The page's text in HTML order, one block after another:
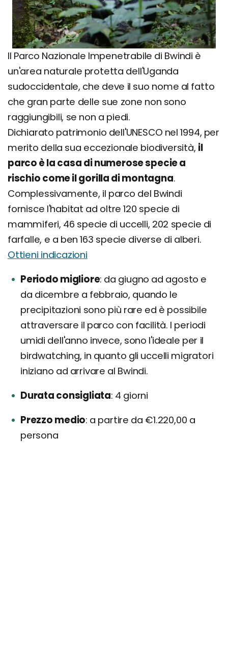
Il Parco Nazionale Impenetrabile di Bwindi è
un'area naturale protetta dell'Uganda
sudoccidentale, che deve il suo nome al fatto
che gran parte delle sue zone non sono
raggiungibili, se non a piedi.
Dichiarato patrimonio dell'UNESCO nel 1994, per
merito della sua eccezionale biodiversità, il
parco è la casa di numerose specie a
rischio come il gorilla di montagna.
Complessivamente, il parco del Bwindi
fornisce l'habitat ad oltre 120 specie di
mammiferi, 46 specie di uccelli, 202 specie di
farfalle, e a ben 163 specie diverse di alberi.
Ottieni indicazioni
Periodo migliore da giugno ad agosto e
da dicembre a febbraio, quando le
precipitazioni sono più rare ed è possibile
attraversare il parco con facilità. I periodi
umidi dell'anno invece, sono l'ideale per il
birdwatching, in quanto gli uccelli migratori
iniziano ad arrivare al Bwindi.
Durata consigliata 4 giorni
Prezzo medio a partire da €1.220,00 a
persona